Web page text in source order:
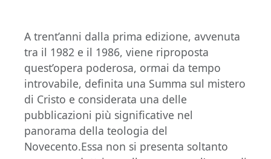
A trent’anni dalla prima edizione, avvenuta
tra il 1982 e il 1986, viene riproposta
quest’opera poderosa, ormai da tempo
introvabile, definita una Summa sul mistero
di Cristo e considerata una delle
pubblicazioni più significative nel
panorama della teologia del
Novecento.Essa non si presenta soltanto